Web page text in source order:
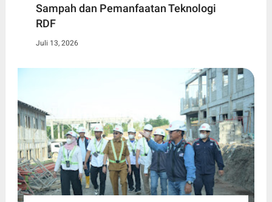
Sampah dan Pemanfaatan Teknologi
RDF
Juli 13, 2026